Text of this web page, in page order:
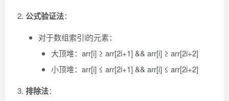
公式验证法：
对于数组索引i的元素：
大顶堆：arr[i] ≥ arr[2i+1] && arr[i] ≥ arr[2i+2]
小顶堆：arr[i] ≤ arr[2i+1] && arr[i] ≤ arr[2i+2]
排除法：